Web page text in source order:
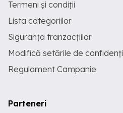
Termeni și condiții
Lista categoriilor
Siguranța tranzacțiilor
Modifică setările de
Regulament Campanie
Parteneri